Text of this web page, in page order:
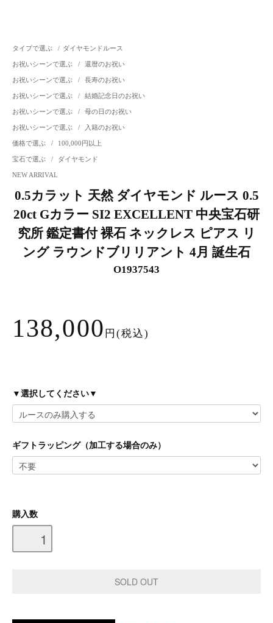
タイプで選ぶ / ダイヤモンドルース
お祝いシーンで選ぶ / 還暦のお祝い
お祝いシーンで選ぶ / 長寿のお祝い
お祝いシーンで選ぶ / 結婚記念日のお祝い
お祝いシーンで選ぶ / 母の日のお祝い
お祝いシーンで選ぶ / 入籍のお祝い
価格で選ぶ / 100,000円以上
宝石で選ぶ / ダイヤモンド
NEW ARRIVAL
0.5カラット 天然 ダイヤモンド ルース 0.5
20ct Gカラー SI2 EXCELLENT 中央宝石研
究所 鑑定書付 裸石 ネックレス ピアス リ
ング ラウンドブリリアント 4月 誕生石
O1937543
138,000 円(税込)
▼選択してください▼
ギフトラッピング（加工する場合のみ）
購入数